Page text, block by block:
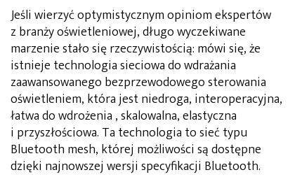
Jeśli wierzyć optymistycznym opiniom ekspertów
z branży oświetleniowej, długo wyczekiwane
marzenie stało się rzeczywistością: mówi się, że
istnieje technologia sieciowa do wdrażania
zaawansowanego bezprzewodowego sterowania
oświetleniem, która jest niedroga, interoperacyjna,
łatwa do wdrożenia , skalowalna, elastyczna
i przyszłościowa. Ta technologia to sieć typu
Bluetooth mesh, której możliwości są dostępne
dzięki najnowszej wersji specyfikacji Bluetooth.